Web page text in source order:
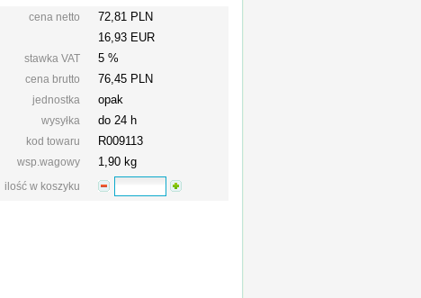
cena netto
72,81 PLN
16,93 EUR
stawka VAT 5 %
cena brutto 76,45 PLN
jednostka opak
wysyłka do 24 h
kod towaru R009113
wsp.wagowy 1,90 kg
ilość w koszyku